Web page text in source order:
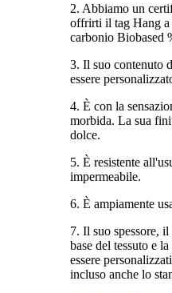
2. Abbiamo un
offrirti il ​​tag Hang a
carbonio Biobased
3. Il suo contenuto
essere
4. È con la
morbida. La sua
dolce.
5. È resistente
impermeabile.
6. È ampiamente
7. Il suo spessore,
base del tessuto e
essere
incluso anche lo